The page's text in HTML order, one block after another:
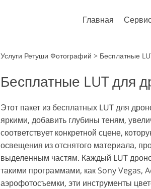
Главная
Ретушь Свадебных Фото
Модели
с
Lightroom
Пресеты Lightroom
LR
Пресеты - Лучшее
предложение
Мобильная коллекция
Экшены
Фотошоп
Текстуры
Коллекции
Экшнов
Коллекции
Оверлейсов
Услуги Ретуши Фотографий > Бесплатные
Бесплатные LUT для
Этот пакет из бесплатных LUT для
яркими, добавить глубины теням,
соответствует конкретной сцене,
освещения из отснятого материала,
выделенным частям. Каждый LUT
такими программами, как Sony Vegas,
аэрофотосъемки, эти инструменты